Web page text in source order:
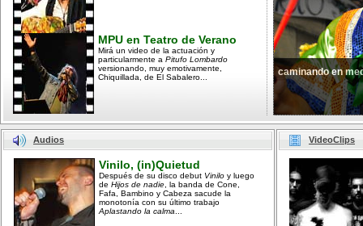
MPU en Teatro de Verano
Mirá un video de la actuación y
particularmente a Pitufo Lombardo
versionando, muy emotivamente,
Chiquillada, de El Sabalero...
caminando en
Audios
Vinilo, (in)Quietud
Después de su disco debut Vinilo y luego
de Hijos de nadie , la banda de Cone,
Fafa, Bambino y Cabeza sacude la
monotonía con su último trabajo
Aplastando la calma
VideoClips